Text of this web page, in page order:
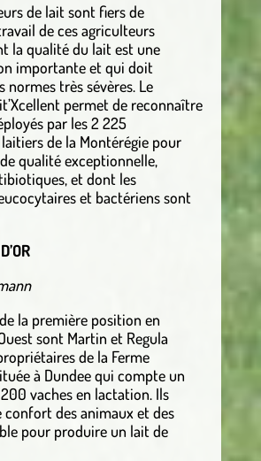
de lait sont fiers de
de ces agriculteurs
la qualité du lait est une
importante et qui doit
normes très sévères. Le
permet de reconnaître
par les 2 225
de la Montérégie pour
qualité exceptionnelle,
et dont les
et bactériens sont
la première position en
sont Martin et Regula
de la Ferme
à Dundee qui compte un
vaches en lactation. Ils
confort des animaux et des
pour produire un lait de